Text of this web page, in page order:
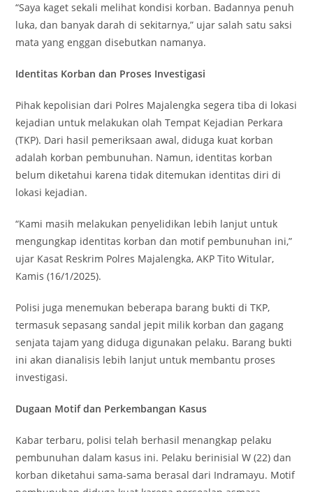
“Saya kaget sekali melihat kondisi korban. Badannya penuh
luka, dan banyak darah di sekitarnya,” ujar salah satu saksi
mata yang enggan disebutkan namanya.
Identitas Korban dan Proses Investigasi
Pihak kepolisian dari Polres Majalengka segera tiba di lokasi
kejadian untuk melakukan olah Tempat Kejadian Perkara
(TKP). Dari hasil pemeriksaan awal, diduga kuat korban
adalah korban pembunuhan. Namun, identitas korban
belum diketahui karena tidak ditemukan identitas diri di
lokasi kejadian.
“Kami masih melakukan penyelidikan lebih lanjut untuk
mengungkap identitas korban dan motif pembunuhan ini,”
ujar Kasat Reskrim Polres Majalengka, AKP Tito Witular,
Kamis (16/1/2025).
Polisi juga menemukan beberapa barang bukti di TKP,
termasuk sepasang sandal jepit milik korban dan gagang
senjata tajam yang diduga digunakan pelaku. Barang bukti
ini akan dianalisis lebih lanjut untuk membantu proses
investigasi.
Dugaan Motif dan Perkembangan Kasus
Kabar terbaru, polisi telah berhasil menangkap pelaku
pembunuhan dalam kasus ini. Pelaku berinisial W (22) dan
korban diketahui sama-sama berasal dari Indramayu. Motif